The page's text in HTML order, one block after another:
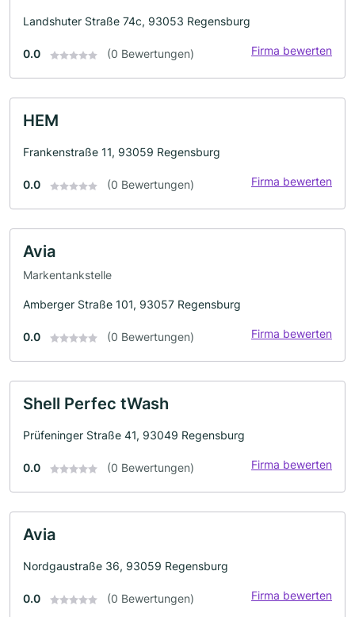
Landshuter Straße 74c, 93053 Regensburg
0.0 (0 Bewertungen) Firma bewerten
HEM
Frankenstraße 11, 93059 Regensburg
0.0 (0 Bewertungen) Firma bewerten
Avia
Markentankstelle
Amberger Straße 101, 93057 Regensburg
0.0 (0 Bewertungen) Firma bewerten
Shell Perfec tWash
Prüfeninger Straße 41, 93049 Regensburg
0.0 (0 Bewertungen) Firma bewerten
Avia
Nordgaustraße 36, 93059 Regensburg
0.0 (0 Bewertungen) Firma bewerten